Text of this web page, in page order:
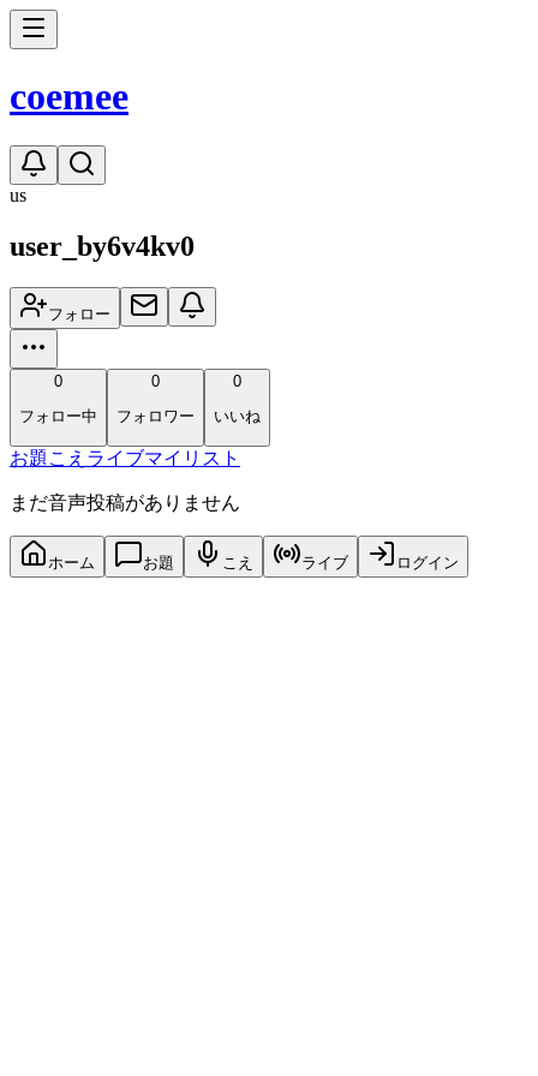
coemee
us
user_by6v4kv0
フォロー
0
フォロー中
0
フォロワー
0
いいね
お題 こえ ライブマイリスト
まだ音声投稿がありません
ホーム お題 こえ ライブ ログイン